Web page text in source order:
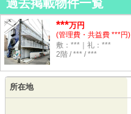
過去掲載物件一覧
***万円
(管理費・共益費 ***円)
敷：***｜礼：***
2階 / *** / ***
所在地